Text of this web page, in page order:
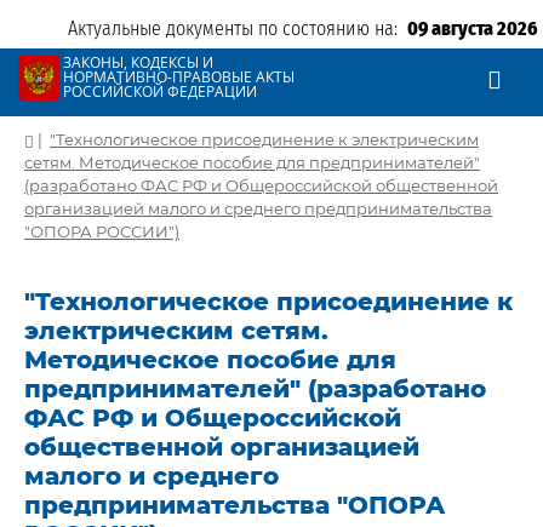
Актуальные документы по состоянию на: 09 августа 2026
ЗАКОНЫ, КОДЕКСЫ И
НОРМАТИВНО-ПРАВОВЫЕ АКТЫ
РОССИЙСКОЙ ФЕДЕРАЦИИ
| "Технологическое присоединение к электрическим
сетям. Методическое пособие для предпринимателей"
(разработано ФАС РФ и Общероссийской общественной
организацией малого и среднего предпринимательства
"ОПОРА РОССИИ")
"Технологическое присоединение к
электрическим сетям.
Методическое пособие для
предпринимателей" (разработано
ФАС РФ и Общероссийской
общественной организацией
малого и среднего
предпринимательства "ОПОРА